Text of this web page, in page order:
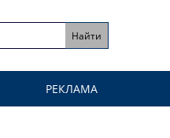
РЕКЛАМА